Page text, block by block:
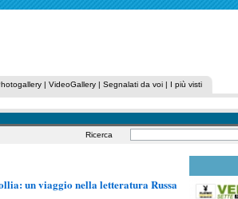
| VideoGallery | Segnalati da voi | I più visti
Ricerca
un viaggio nella letteratura Russa